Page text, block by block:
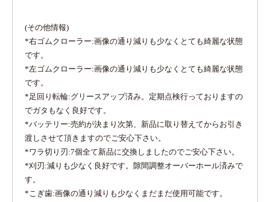
(その他情報)
*右ゴムクローラー:画像の通り減りも少なくとても綺麗な状態
です。
*左ゴムクローラー:画像の通り減りも少なくとても綺麗な状態
です。
*足回り転輪:グリースアップ済み。定期点検行っておりますの
でガタもなく良好です。
*バッテリー:売約が決まり次第、新品に取り替えてからお引き
渡しさせて頂きますのでご安心下さい。
*ワラ切り刃:7個全て新品に交換しましたのでご安心下さい。
*刈刃:減りも少なく良好です。隙間調整オーバーホール済みで
す。
*こぎ歯:画像の通り減りも少なくまだまだ使用可能です。